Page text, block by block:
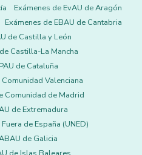
Exámenes de EvAU de Aragón
Exámenes de EBAU de Cantabria
de Castilla y León
Castilla-La Mancha
de Cataluña
Valenciana
Comunidad de Madrid
de Extremadura
de España (UNED)
de Galicia